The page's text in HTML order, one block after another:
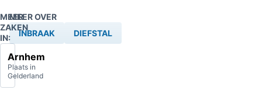
MEER
ZAKEN
IN:
Arnhem
Plaats in
Gelderland
MEER OVER
INBRAAK
DIEFSTAL